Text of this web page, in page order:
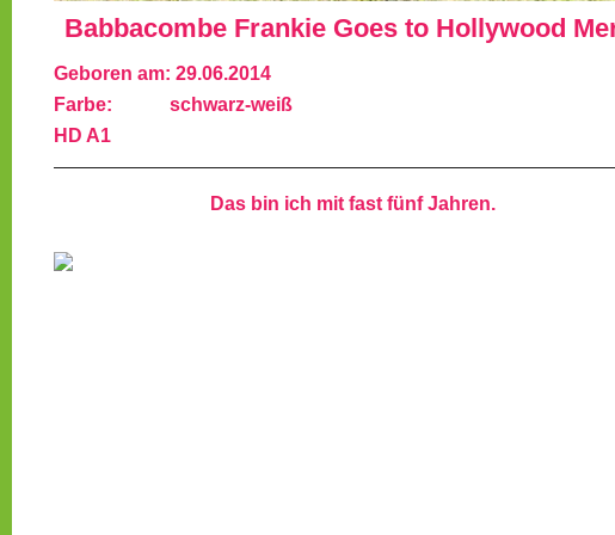
Babbacombe Frankie Goes to Hollywood
Geboren am: 29.06.2014
Farbe: schwarz-weiß
HD A1
Das bin ich mit fast fünf Jahren.